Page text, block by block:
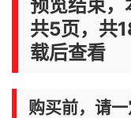
预览结束
共5页，共
载后查看
购买前，请